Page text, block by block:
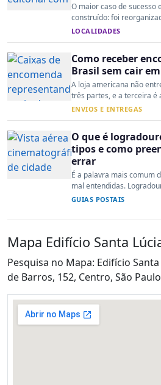
O maior caso de sucesso
construído: foi
LOCALIDADES
Como receber
Brasil sem cair
A loja americana não
três partes, e a terceira é
ENVIOS E ENTREGAS
O que é
tipos e como
errar
É a palavra mais comum
mal entendidas.
GUIAS POSTAIS
Mapa Edifício Santa
Pesquisa no Mapa: Edifício Santa
de Barros, 152, Centro, São